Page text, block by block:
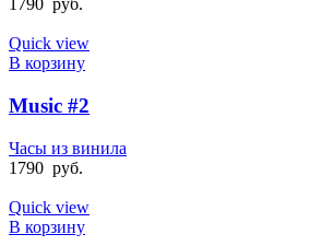
1790 руб.
Quick view
В корзину
Music #2
Часы из винила
1790 руб.
Quick view
В корзину